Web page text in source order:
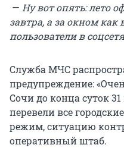
— Ну вот опять: лето
завтра, а за окном
пользователи в
Служба МЧС
предупреждение:
Сочи до конца суток
перевели все
режим, ситуацию
оперативный штаб.